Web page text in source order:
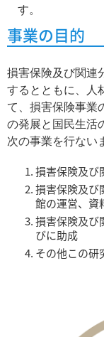
す。
事業の目的
損害保険及び関連
するとともに、人
て、損害保険事業
の発展と国民生活
次の事業を行ない
損害保険及び
損害保険及び
館の運営、資
損害保険及び
びに助成
その他この研